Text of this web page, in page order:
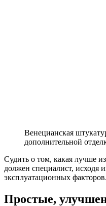
Венецианская
дополнительной
Судить о том, какая лучше
должен специалист, исходя
эксплуатационных факторов.
Простые,